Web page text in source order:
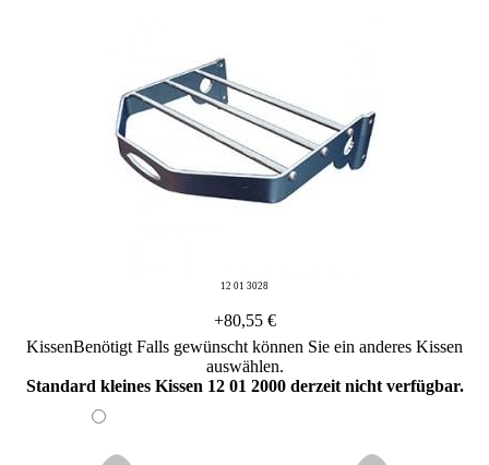
12 01 3028
+80,55 €
KissenBenötigt Falls gewünscht können Sie ein anderes Kissen
auswählen.
Standard kleines Kissen 12 01 2000 derzeit nicht verfügbar.